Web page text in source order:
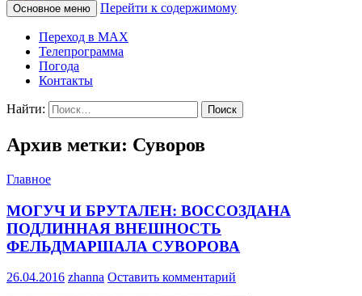
КАМЧАТСКОЕ
ИНФОРМАЦИОННОЕ
АГЕНТСТВО (КИА
«ВЕСТИ»)
Основное меню Перейти к содержимому
Переход в MAX
Телепрограмма
Погода
Контакты
Найти:
Архив метки: Суворов
Главное
МОГУЧ И БРУТАЛЕН: ВОССОЗДАНА
ПОДЛИННАЯ ВНЕШНОСТЬ
ФЕЛЬДМАРШАЛА СУВОРОВА
26.04.2016 zhanna Оставить комментарий